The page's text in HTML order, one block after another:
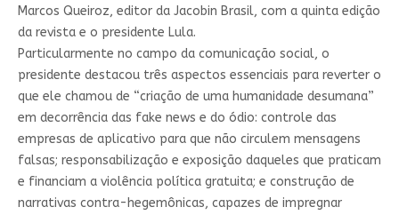
Marcos Queiroz, editor da Jacobin Brasil, com a quinta edição
da revista e o presidente Lula.
Particularmente no campo da comunicação social, o
presidente destacou três aspectos essenciais para reverter o
que ele chamou de “criação de uma humanidade desumana”
em decorrência das fake news e do ódio: controle das
empresas de aplicativo para que não circulem mensagens
falsas; responsabilização e exposição daqueles que praticam
e financiam a violência política gratuita; e construção de
narrativas contra-hegemônicas, capazes de impregnar